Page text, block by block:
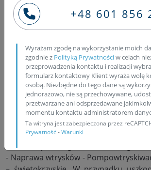
do rozpatrzenia oferty firmy Bosch
zajmującej się już od 1994 roku
ważnych podzespołów silnika
Oferujemy usługę regeneracji
Rail firmy Bosch, Delphi, Denso oraz
pompowtryskiwaczy z samochodów
VW (Audi, Volkswagen, Seat i
pompowtryskiwaczy z pojazdów
pompy PLD firmy Bosch. W swojej
usługę naprawy turbosprężarki.
pompowtryskiwacze są dokładnie
ultradźwiękowych, a następnie
techniczny każdego elementu.
- Naprawa wtrysków -
+48 601 856
Wyrażam zgodę na wykorzystanie moich
zgodnie z Polityką Prywatnościw celach
przeprowadzenia kontaktu i realizacji
formularz kontaktowy Klient wyraża wolę
osobą. Niezbędne do tego dane są
jednorazowo, nie są przechowywane,
przetwarzane ani odsprzedawane
momentu kontaktu administratorem
Ta witryna jest zabezpieczona przez
Prywatność-Warunki